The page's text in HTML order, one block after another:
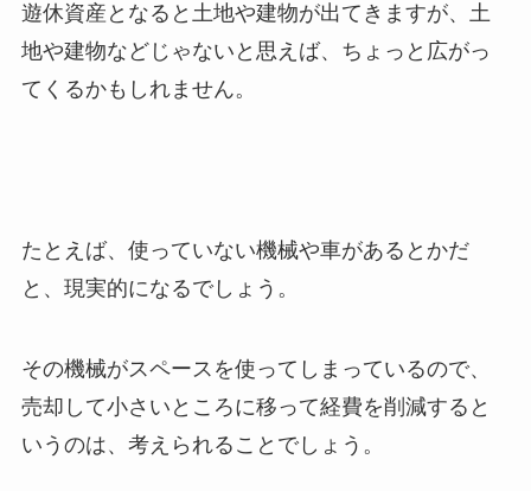
遊休資産となると土地や建物が出てきますが、土
地や建物などじゃないと思えば、ちょっと広がっ
てくるかもしれません。
たとえば、使っていない機械や車があるとかだ
と、現実的になるでしょう。
その機械がスペースを使ってしまっているので、
売却して小さいところに移って経費を削減すると
いうのは、考えられることでしょう。